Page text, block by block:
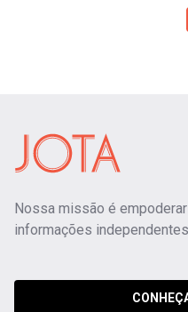
Nossa missão é
informações